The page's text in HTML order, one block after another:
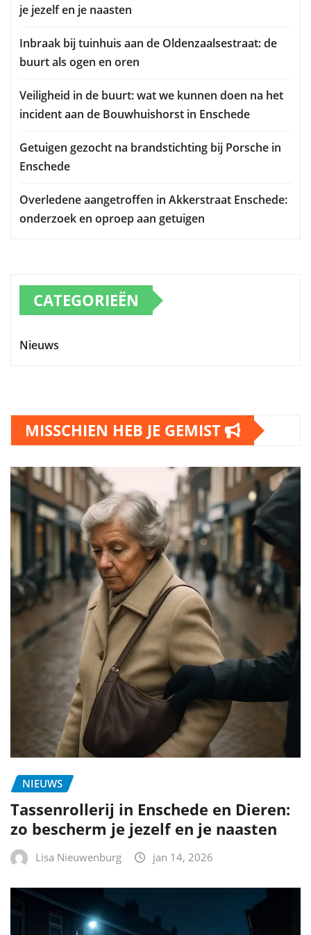
je jezelf en je naasten
Inbraak bij tuinhuis aan de Oldenzaalsestraat: de
buurt als ogen en oren
Veiligheid in de buurt: wat we kunnen doen na het
incident aan de Bouwhuishorst in Enschede
Getuigen gezocht na brandstichting bij Porsche in
Enschede
Overledene aangetroffen in Akkerstraat Enschede:
onderzoek en oproep aan getuigen
CATEGORIEËN
Nieuws
MISSCHIEN HEB JE GEMIST
NIEUWS
Tassenrollerij in Enschede en Dieren:
zo bescherm je jezelf en je naasten
Lisa Nieuwenburg jan 14, 2026